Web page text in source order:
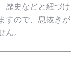
歴史などと紐づけ
すので、息抜きが
。